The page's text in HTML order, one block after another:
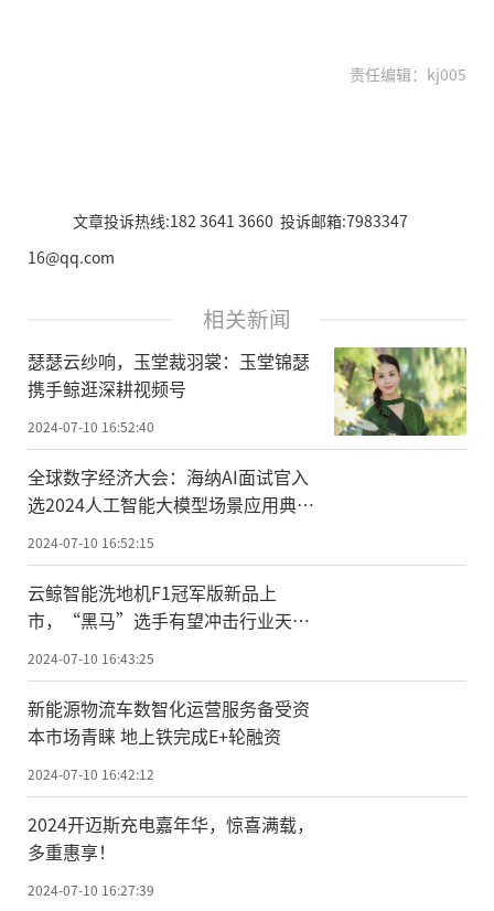
责任编辑：kj005
文章投诉热线:182 3641 3660 投诉邮箱:7983347
16@qq.com
相关新闻
瑟瑟云纱响，玉堂裁羽裳：玉堂锦瑟
携手鲸逛深耕视频号
2024-07-10 16:52:40
全球数字经济大会：海纳AI面试官入
选2024人工智能大模型场景应用典型
案例
2024-07-10 16:52:15
云鲸智能洗地机F1冠军版新品上
市，“黑马”选手有望冲击行业天花
板
2024-07-10 16:43:25
新能源物流车数智化运营服务备受资
本市场青睐 地上铁完成E+轮融资
2024-07-10 16:42:12
2024开迈斯充电嘉年华，惊喜满载，
多重惠享！
2024-07-10 16:27:39